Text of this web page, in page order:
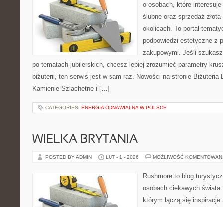
o osobach, które
ślubne oraz sprzedaż
okolicach. To portal
podpowiedzi estetyczne z
zakupowymi. Jeśli
po tematach jubilerskich, chcesz lepiej zrozumieć parametry
biżuterii, ten serwis jest w sam raz. Nowości na stronie Biżuteria
Kamienie Szlachetne i […]
CATEGORIES: ENERGIA ODNAWIALNA W POLSCE
WIELKA BRYTANIA
POSTED BY ADMIN LUT - 1 - 2026 MOŻLIWOŚĆ
Rushmore to blog
osobach ciekawych
którym łączą się